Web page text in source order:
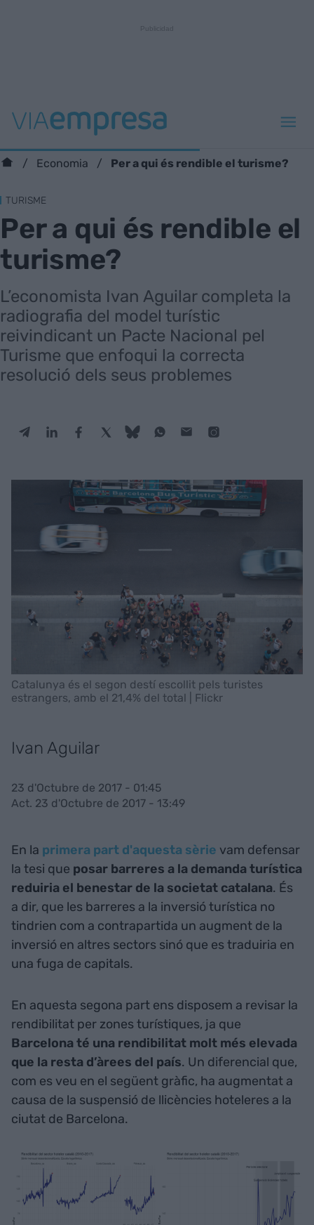
Economia Per a qui és rendible el turisme?
TURISME
Per a qui és rendible el
turisme?
L’economista Ivan Aguilar completa la
radiografia del model turístic
reivindicant un Pacte Nacional pel
Turisme que enfoqui la correcta
resolució dels seus problemes
Catalunya és el segon destí escollit pels turistes
estrangers, amb el 21,4% del total | Flickr
Ivan Aguilar
23 d'Octubre de 2017 - 01:45
Act. 23 d'Octubre de 2017 - 13:49
En la primera part d'aquesta sèrie vam defensar
la tesi que posar barreres a la demanda turística
reduiria el benestar de la societat catalana. És
a dir, que les barreres a la inversió turística no
tindrien com a contrapartida un augment de la
inversió en altres sectors sinó que es traduiria en
una fuga de capitals.
En aquesta segona part ens disposem a revisar la
rendibilitat per zones turístiques, ja que
Barcelona té una rendibilitat molt més elevada
que la resta d’àrees del país. Un diferencial que,
com es veu en el següent gràfic, ha augmentat a
causa de la suspensió de llicències hoteleres a la
ciutat de Barcelona.